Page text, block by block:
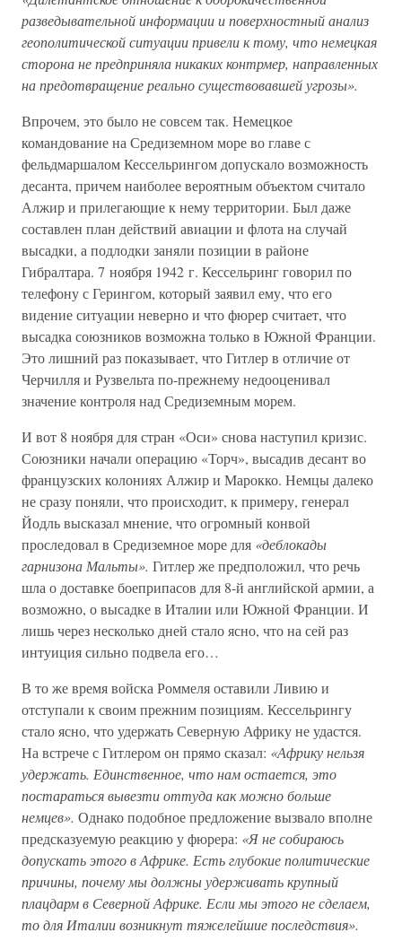
разведывательной информации и поверхностный анализ
геополитической ситуации привели к тому, что немецкая
сторона не предприняла никаких контрмер, направленных
на предотвращение реально существовавшей угрозы».
Впрочем, это было не совсем так. Немецкое
командование на Средиземном море во главе с
фельдмаршалом Кессельрингом допускало возможность
десанта, причем наиболее вероятным объектом считало
Алжир и прилегающие к нему территории. Был даже
составлен план действий авиации и флота на случай
высадки, а подлодки заняли позиции в районе
Гибралтара. 7 ноября 1942 г. Кессельринг говорил по
телефону с Герингом, который заявил ему, что его
видение ситуации неверно и что фюрер считает, что
высадка союзников возможна только в Южной Франции.
Это лишний раз показывает, что Гитлер в отличие от
Черчилля и Рузвельта по-прежнему недооценивал
значение контроля над Средиземным морем.
И вот 8 ноября для стран «Оси» снова наступил кризис.
Союзники начали операцию «Торч», высадив десант во
французских колониях Алжир и Марокко. Немцы далеко
не сразу поняли, что происходит, к примеру, генерал
Йодль высказал мнение, что огромный конвой
проследовал в Средиземное море для «деблокады
гарнизона Мальты». Гитлер же предположил, что речь
шла о доставке боеприпасов для 8-й английской армии, а
возможно, о высадке в Италии или Южной Франции. И
лишь через несколько дней стало ясно, что на сей раз
интуиция сильно подвела его…
В то же время войска Роммеля оставили Ливию и
отступали к своим прежним позициям. Кессельрингу
стало ясно, что удержать Северную Африку не удастся.
На встрече с Гитлером он прямо сказал: «Африку нельзя
удержать. Единственное, что нам остается, это
постараться вывезти оттуда как можно больше
немцев». Однако подобное предложение вызвало вполне
предсказуемую реакцию у фюрера: «Я не собираюсь
допускать этого в Африке. Есть глубокие политические
причины, почему мы должны удерживать крупный
плацдарм в Северной Африке. Если мы этого не сделаем,
то для Италии возникнут тяжелейшие последствия».